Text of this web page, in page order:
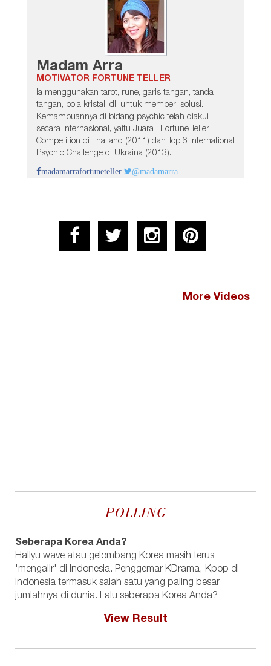
Madam Arra
MOTIVATOR FORTUNE TELLER
Ia menggunakan tarot, rune, garis tangan, tanda
tangan, bola kristal, dll untuk memberi solusi.
Kemampuannya di bidang psychic telah diakui
secara internasional, yaitu Juara I Fortune Teller
Competition di Thailand (2011) dan Top 6 International
Psychic Challenge di Ukraina (2013).
madamarrafortuneteller @madamarra
More Videos
POLLING
Seberapa Korea Anda?
Hallyu wave atau gelombang Korea masih terus
'mengalir' di Indonesia. Penggemar KDrama, Kpop di
Indonesia termasuk salah satu yang paling besar
jumlahnya di dunia. Lalu seberapa Korea Anda?
View Result